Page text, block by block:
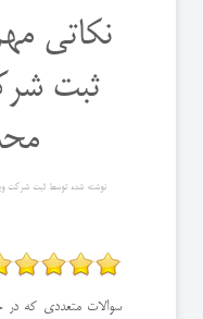
نکاتی
ثبت
نوشته شده توسطثبت شرکت
سوالات متعددی که